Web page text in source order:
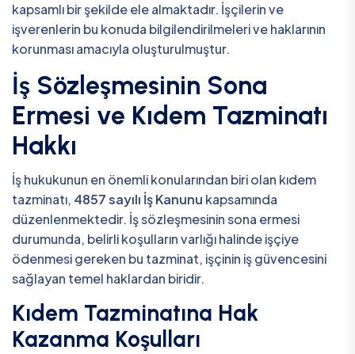
kapsamlı bir şekilde ele almaktadır. İşçilerin ve
işverenlerin bu konuda bilgilendirilmeleri ve haklarının
korunması amacıyla oluşturulmuştur.
İş Sözleşmesinin Sona
Ermesi ve Kıdem Tazminatı
Hakkı
İş hukukunun en önemli konularından biri olan kıdem
tazminatı, 4857 sayılı İş Kanunu kapsamında
düzenlenmektedir. İş sözleşmesinin sona ermesi
durumunda, belirli koşulların varlığı halinde işçiye
ödenmesi gereken bu tazminat, işçinin iş güvencesini
sağlayan temel haklardan biridir.
Kıdem Tazminatına Hak
Kazanma Koşulları